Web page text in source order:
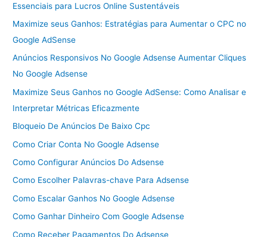
Essenciais para Lucros Online Sustentáveis
Maximize seus Ganhos: Estratégias para Aumentar o CPC no
Google AdSense
Anúncios Responsivos No Google Adsense Aumentar Cliques
No Google Adsense
Maximize Seus Ganhos no Google AdSense: Como Analisar e
Interpretar Métricas Eficazmente
Bloqueio De Anúncios De Baixo Cpc
Como Criar Conta No Google Adsense
Como Configurar Anúncios Do Adsense
Como Escolher Palavras-chave Para Adsense
Como Escalar Ganhos No Google Adsense
Como Ganhar Dinheiro Com Google Adsense
Como Receber Pagamentos Do Adsense